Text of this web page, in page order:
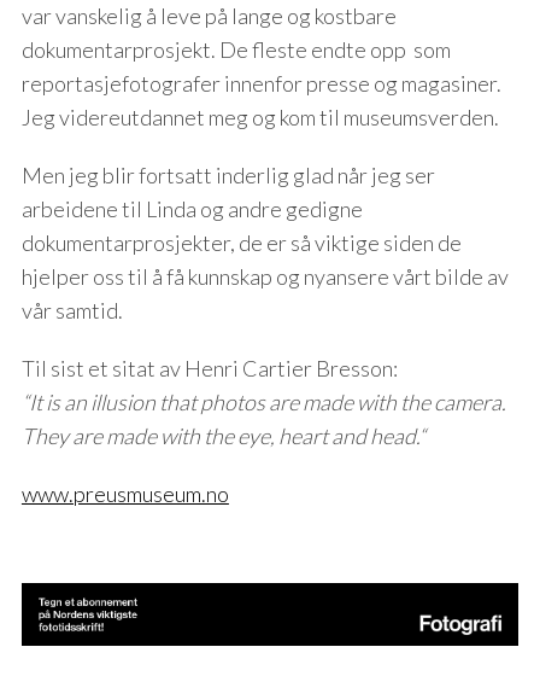
var vanskelig å leve på lange og kostbare
dokumentarprosjekt. De fleste endte opp som
reportasjefotografer innenfor presse og magasiner.
Jeg videreutdannet meg og kom til museumsverden.
Men jeg blir fortsatt inderlig glad når jeg ser
arbeidene til Linda og andre gedigne
dokumentarprosjekter, de er så viktige siden de
hjelper oss til å få kunnskap og nyansere vårt bilde av
vår samtid.
Til sist et sitat av Henri Cartier Bresson:
“It is an illusion that photos are made with the camera.
They are made with the eye, heart and head.“
www.preusmuseum.no